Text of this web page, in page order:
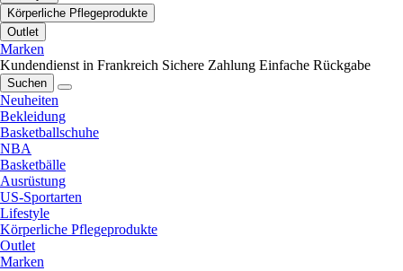
Körperliche Pflegeprodukte
Outlet
Marken
Kundendienst in Frankreich Sichere Zahlung Einfache Rückgabe
Suchen
Neuheiten
Bekleidung
Basketballschuhe
NBA
Basketbälle
Ausrüstung
US-Sportarten
Lifestyle
Körperliche Pflegeprodukte
Outlet
Marken